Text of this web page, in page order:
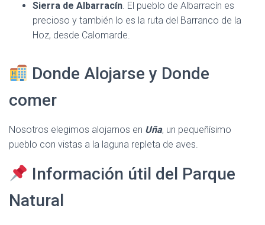
Sierra de Albarracín. El pueblo de Albarracín es
precioso y también lo es la ruta del Barranco de la
Hoz, desde Calomarde.
Donde Alojarse y Donde
comer
Nosotros elegimos alojarnos en Uña, un pequeñísimo
pueblo con vistas a la laguna repleta de aves.
Información útil del Parque
Natural